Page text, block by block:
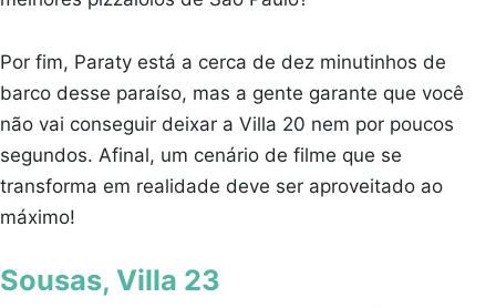
Por fim, Paraty está a cerca de dez minutinhos de
barco desse paraíso, mas a gente garante que você
não vai conseguir deixar a Villa 20 nem por poucos
segundos. Afinal, um cenário de filme que se
transforma em realidade deve ser aproveitado ao
máximo!
Sousas, Villa 23